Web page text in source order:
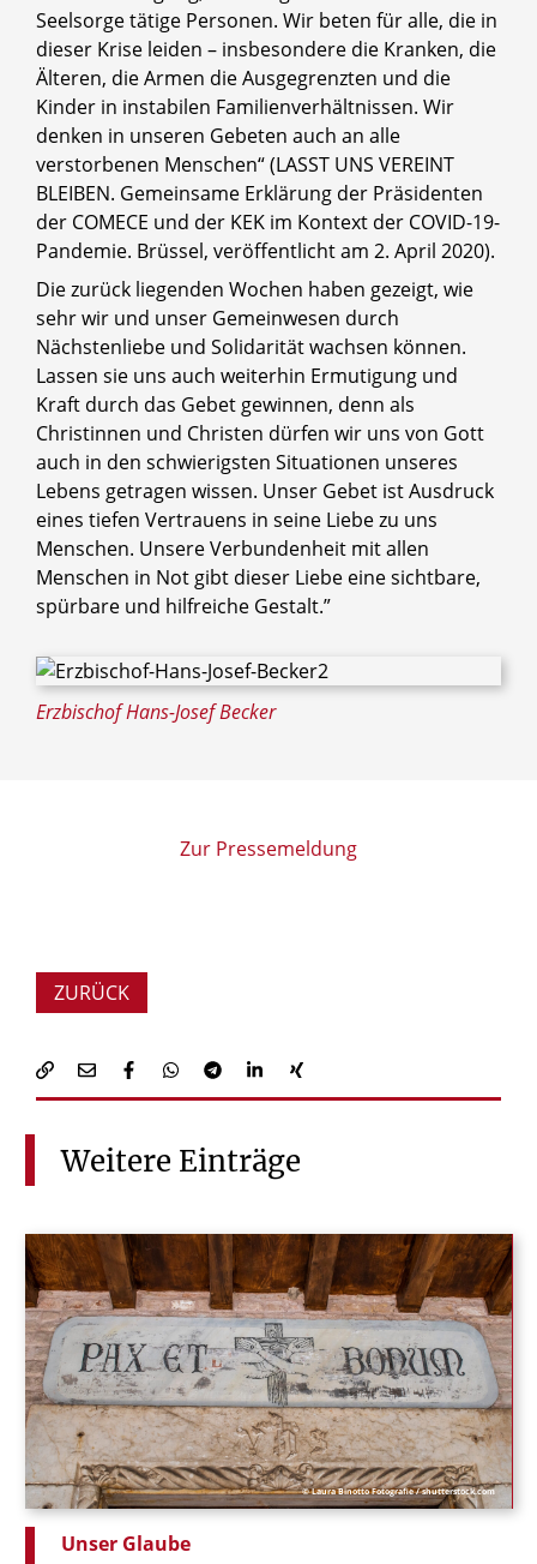
Erzbischof Hans-Josef Becker
Seelsorge tätige Personen. Wir beten für alle, die in
dieser Krise leiden – insbesondere die Kranken, die
Älteren, die Armen die Ausgegrenzten und die
Kinder in instabilen Familienverhältnissen. Wir
denken in unseren Gebeten auch an alle
verstorbenen Menschen“ (LASST UNS VEREINT
BLEIBEN. Gemeinsame Erklärung der Präsidenten
der COMECE und der KEK im Kontext der COVID-19-
Pandemie. Brüssel, veröffentlicht am 2. April 2020).
Die zurück liegenden Wochen haben gezeigt, wie
sehr wir und unser Gemeinwesen durch
Nächstenliebe und Solidarität wachsen können.
Lassen sie uns auch weiterhin Ermutigung und
Kraft durch das Gebet gewinnen, denn als
Christinnen und Christen dürfen wir uns von Gott
auch in den schwierigsten Situationen unseres
Lebens getragen wissen. Unser Gebet ist Ausdruck
eines tiefen Vertrauens in seine Liebe zu uns
Menschen. Unsere Verbundenheit mit allen
Menschen in Not gibt dieser Liebe eine sichtbare,
spürbare und hilfreiche Gestalt.”
Zur Pressemeldung
ZURÜCK
Weitere Einträge
© Laura Binotto Fotografie / shutterstock.com
Unser Glaube